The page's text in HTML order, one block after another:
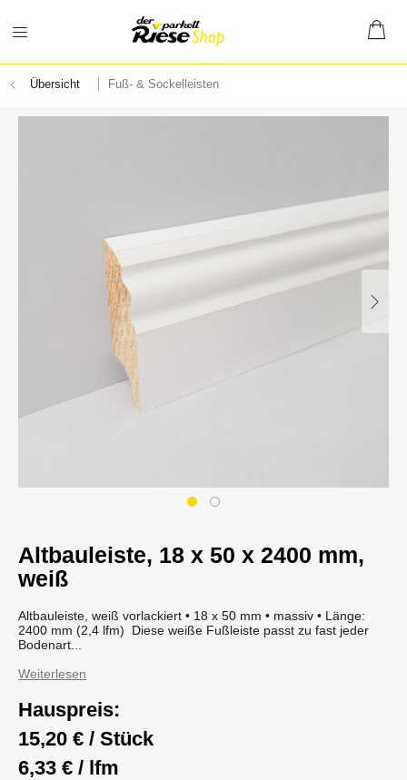
Übersicht Fuß- & Sockelleisten
Altbauleiste, 18 x 50 x 2400 mm,
weiß
Altbauleiste, weiß vorlackiert • 18 x 50 mm • massiv • Länge:
2400 mm (2,4 lfm) Diese weiße Fußleiste passt zu fast jeder
Bodenart...
Weiterlesen
Hauspreis:
15,20 € / Stück
6,33 € / lfm